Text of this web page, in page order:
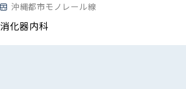
沖縄都市モノレール線
消化器内科